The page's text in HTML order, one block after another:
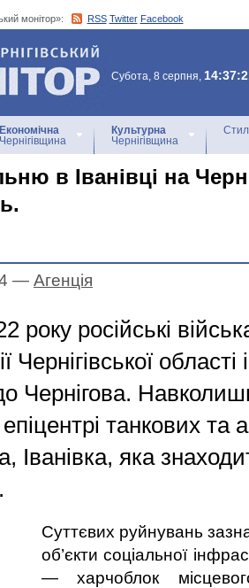
монітор»: RSS Twitter Facebook
монітор»
Субота, 8 серпня,
Економічна
Чернігівщина
Культурна
Чернігівщина
в Іванівці на
— Агенцiя
року російські
Чернігівської
Чернігова.
танкових та
Іванівка, яка
Суттєвих руйнувань
об’єкти соціальної
— харчоблок